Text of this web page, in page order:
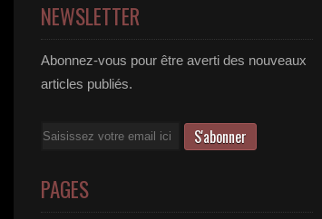
NEWSLETTER
Abonnez-vous pour être averti des nouveaux
articles publiés.
Email
PAGES